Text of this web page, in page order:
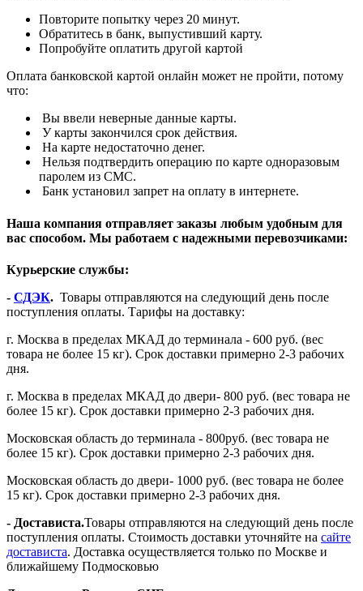
Повторите попытку через 20 минут.
Обратитесь в банк, выпустивший карту.
Попробуйте оплатить другой картой
Оплата банковской картой онлайн может не пройти, потому
что:
Вы ввели неверные данные карты.
У карты закончился срок действия.
На карте недостаточно денег.
Нельзя подтвердить операцию по карте одноразовым
паролем из СМС.
Банк установил запрет на оплату в интернете.
Наша компания отправляет заказы любым удобным для
вас способом. Мы работаем с надежными перевозчиками:
Курьерские службы:
- СДЭК. Товары отправляются на следующий день после
поступления оплаты. Тарифы на доставку:
г. Москва в пределах МКАД до терминала - 600 руб. (вес
товара не более 15 кг). Срок доставки примерно 2-3 рабочих
дня.
г. Москва в пределах МКАД до двери- 800 руб. (вес товара не
более 15 кг). Срок доставки примерно 2-3 рабочих дня.
Московская область до терминала - 800руб. (вес товара не
более 15 кг). Срок доставки примерно 2-3 рабочих дня.
Московская область до двери- 1000 руб. (вес товара не более
15 кг). Срок доставки примерно 2-3 рабочих дня.
- Достависта.Товары отправляются на следующий день после
поступления оплаты. Стоимость доставки уточняйте на сайте
достависта. Доставка осуществляется только по Москве и
ближайшему Подмосковью